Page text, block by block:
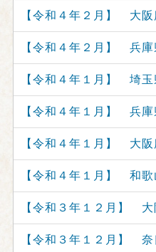
【令和４年２月】 大
【令和４年２月】 兵
【令和４年１月】 埼
【令和４年１月】 兵
【令和４年１月】 大
【令和４年１月】 和
【令和３年１２月】
【令和３年１２月】